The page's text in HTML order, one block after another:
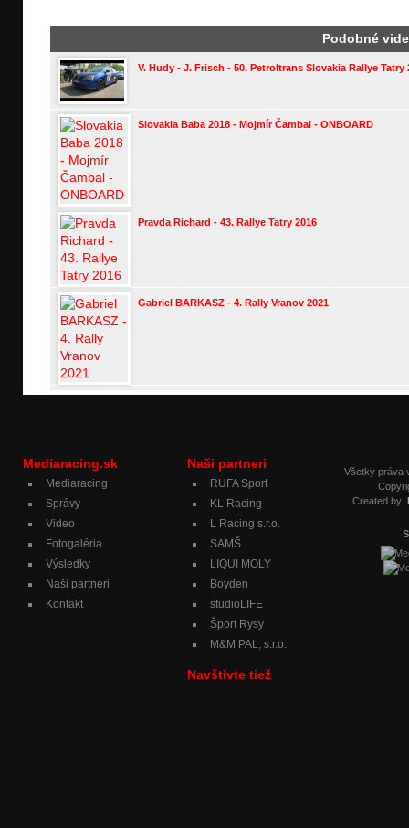
Podobné
V. Hudy - J. Frisch - 50. Petroltrans Slovakia Rallye Tatry
Slovakia Baba 2018 - Mojmír Čambal - ONBOARD
Pravda Richard - 43. Rallye Tatry 2016
Gabriel BARKASZ - 4. Rally Vranov 2021
Mediaracing.sk
Mediaracing
Správy
Video
Fotogaléria
Výsledky
Naši partneri
Kontakt
Všetky práva
Created by
Naši partneri
RUFA Sport
KL Racing
L Racing s.r.o.
SAMŠ
LIQUI MOLY
Boyden
studioLIFE
Šport Rysy
M&M PAL, s.r.o.
Navštívte tiež